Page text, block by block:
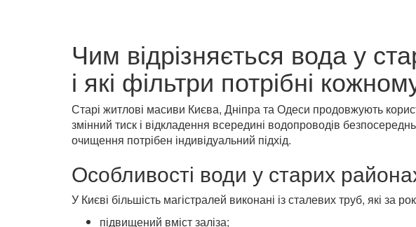
Чим відрізняється вода у
і які фільтри потрібні
Старі житлові масиви Києва, Дніпра та Одеси продовжують
змінний тиск і відкладення всередині водопроводів
очищення потрібен індивідуальний підхід.
Особливості води у старих
У Києві більшість магістралей виконані із сталевих труб, які за
підвищений вміст заліза;